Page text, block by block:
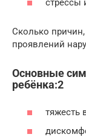
стрессы
Сколько
проявлений
Основные
ребёнка:2
тяжесть